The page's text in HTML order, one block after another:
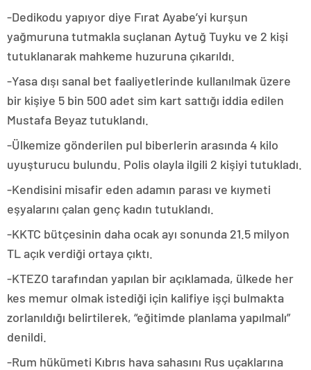
-Dedikodu yapıyor diye Fırat Ayabe’yi kurşun
yağmuruna tutmakla suçlanan Aytuğ Tuyku ve 2 kişi
tutuklanarak mahkeme huzuruna çıkarıldı.
-Yasa dışı sanal bet faaliyetlerinde kullanılmak üzere
bir kişiye 5 bin 500 adet sim kart sattığı iddia edilen
Mustafa Beyaz tutuklandı.
-Ülkemize gönderilen pul biberlerin arasında 4 kilo
uyuşturucu bulundu. Polis olayla ilgili 2 kişiyi tutukladı.
-Kendisini misafir eden adamın parası ve kıymeti
eşyalarını çalan genç kadın tutuklandı.
-KKTC bütçesinin daha ocak ayı sonunda 21.5 milyon
TL açık verdiği ortaya çıktı.
-KTEZO tarafından yapılan bir açıklamada, ülkede her
kes memur olmak istediği için kalifiye işçi bulmakta
zorlanıldığı belirtilerek, “eğitimde planlama yapılmalı”
denildi.
-Rum hükümeti Kıbrıs hava sahasını Rus uçaklarına